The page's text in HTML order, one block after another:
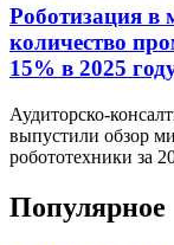
Роботизация в
количество
15% в 2025
Аудиторско-
выпустили обзор
робототехники за
Популярное